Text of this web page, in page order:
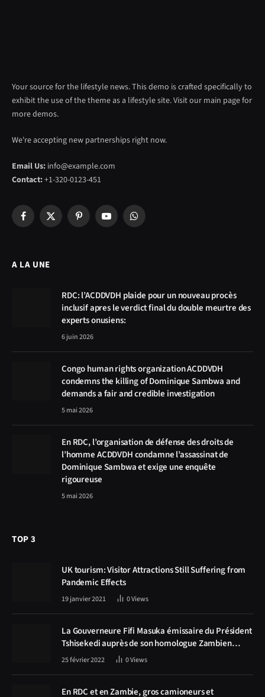
Your source for the lifestyle news. This demo is crafted specifically to
exhibit the use of the theme as a lifestyle site. Visit our main page for
more demos.
We're accepting new partnerships right now.
Email Us: info@example.com
Contact:+1-320-0123-451
Facebook
X
PinterestYouTubeWhatsApp
A LA UNE
RDC: l’ACDDVDH plaide pour un nouveau procès
inclusif apres le verdict final du double meurtre des
experts onusiens:
6 juin 2026
Congo human rights organization ACDDVDH
condemns the killing of Dominique Sambwa and
demands a fair and credible investigation
5 mai 2026
En RDC, l’organisation de défense des droits de
l’homme ACDDVDH condamne l’assassinat de
Dominique Sambwa et exige une enquête
rigoureuse
5 mai 2026
TOP 3
UK tourism: Visitor Attractions Still Suffering from
Pandemic Effects
19 janvier 2021 0Views
La Gouverneure Fifi Masuka émissaire du Président
Tshisekedi auprès de son homologue Zambien
Hichilema, la construction de la route Kolwezi -
25 février 2022 0Views
En RDC et en Zambie, gros camioneurs et